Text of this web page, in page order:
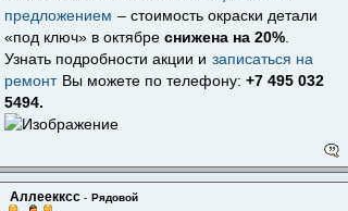
предложением – стоимость окраски детали
«под ключ» в октябре снижена на 20%
Узнать подробности акции и записаться на
ремонт Вы можете по телефону: +7 495 032
5494.
Аллеекксс - Рядовой